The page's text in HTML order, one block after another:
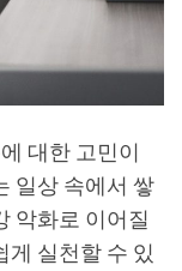
대한 고민이
일상 속에서 쌓
악화로 이어질
게 실천할 수 있